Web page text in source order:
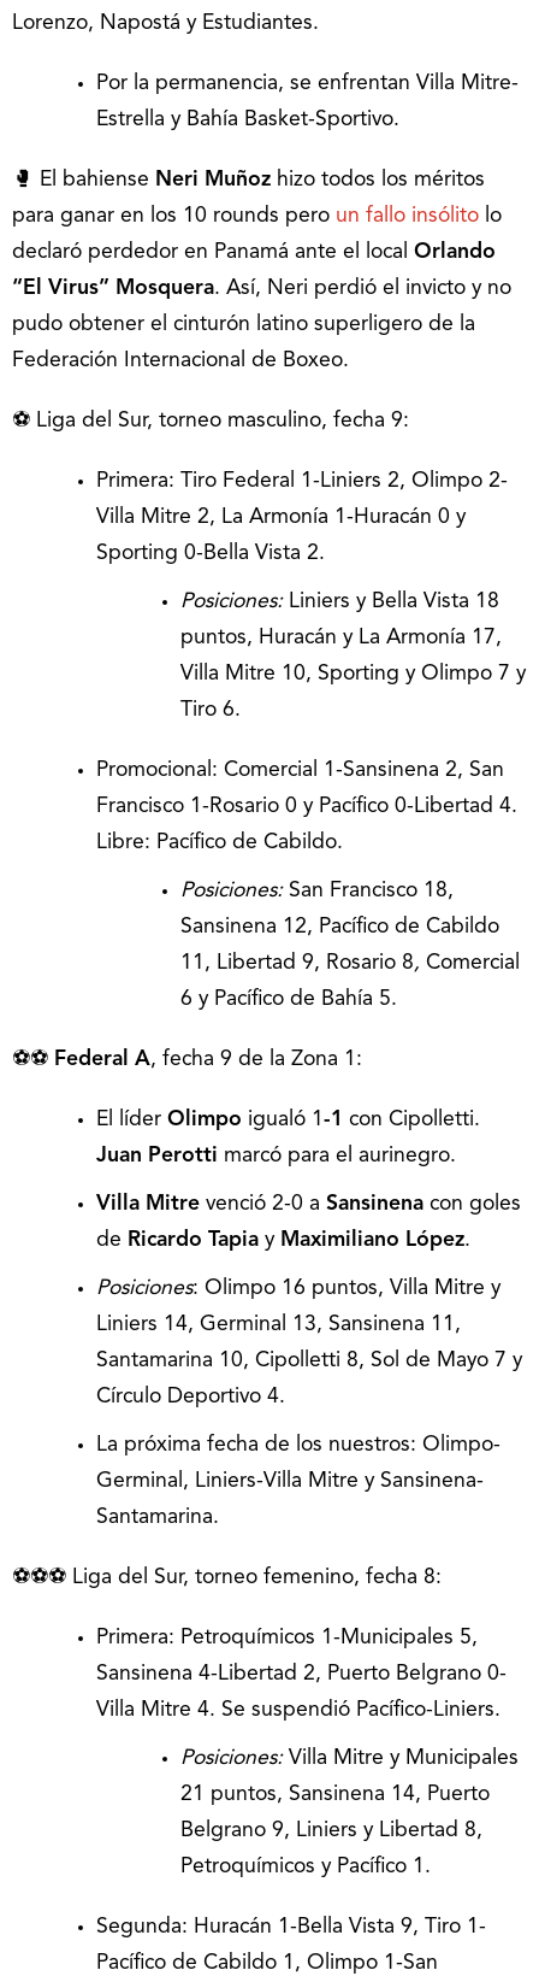
Lorenzo, Napostá y Estudiantes.
Por la permanencia, se enfrentan Villa Mitre-
Estrella y Bahía Basket-Sportivo.
🥊 El bahiense Neri Muñoz hizo todos los méritos
para ganar en los 10 rounds pero un fallo insólito lo
declaró perdedor en Panamá ante el local Orlando
“El Virus” Mosquera. Así, Neri perdió el invicto y no
pudo obtener el cinturón latino superligero de la
Federación Internacional de Boxeo.
⚽ Liga del Sur, torneo masculino, fecha 9:
Primera: Tiro Federal 1-Liniers 2, Olimpo 2-
Villa Mitre 2, La Armonía 1-Huracán 0 y
Sporting 0-Bella Vista 2.
Posiciones: Liniers y Bella Vista 18
puntos, Huracán y La Armonía 17,
Villa Mitre 10, Sporting y Olimpo 7 y
Tiro 6.
Promocional: Comercial 1-Sansinena 2, San
Francisco 1-Rosario 0 y Pacífico 0-Libertad 4.
Libre: Pacífico de Cabildo.
Posiciones:San Francisco 18,
Sansinena 12, Pacífico de Cabildo
11, Libertad 9, Rosario 8, Comercial
6 y Pacífico de Bahía 5.
⚽⚽ Federal A, fecha 9 de la Zona 1:
El líder Olimpo igualó 1 -1 con Cipolletti.
Juan Perotti marcó para el aurinegro.
Villa Mitre venció 2-0 a Sansinena con goles
de Ricardo Tapia y Maximiliano López.
Posiciones: Olimpo 16 puntos, Villa Mitre y
Liniers 14, Germinal 13, Sansinena 11,
Santamarina 10, Cipolletti 8, Sol de Mayo 7 y
Círculo Deportivo 4.
La próxima fecha de los nuestros: Olimpo-
Germinal, Liniers-Villa Mitre y Sansinena-
Santamarina.
⚽⚽⚽ Liga del Sur, torneo femenino, fecha 8:
Primera: Petroquímicos 1-Municipales 5,
Sansinena 4-Libertad 2, Puerto Belgrano 0-
Villa Mitre 4. Se suspendió Pacífico-Liniers.
Posiciones: Villa Mitre y Municipales
21 puntos, Sansinena 14, Puerto
Belgrano 9, Liniers y Libertad 8,
Petroquímicos y Pacífico 1.
Segunda: Huracán 1-Bella Vista 9, Tiro 1-
Pacífico de Cabildo 1, Olimpo 1-San